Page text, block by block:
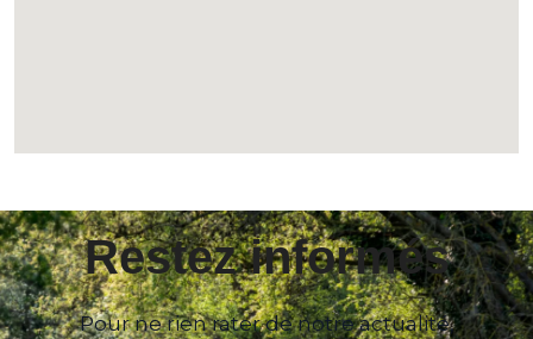
Restez informés
Pour ne rien rater de notre actualité,